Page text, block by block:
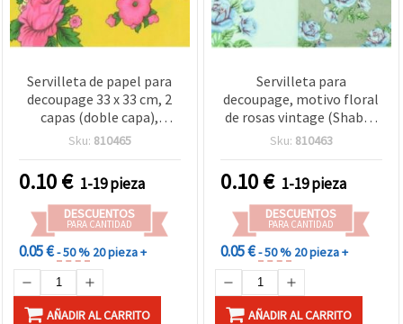
Servilleta de papel para
decoupage 33 x 33 cm, 2
capas (doble capa),
estampado floral
unidad para
manualidades, collage y
scrapbooking
Sku: 810465
0.10€ 1-19 pieza
DESCUENTOS
PARA CANTIDAD
0.05 €- 50 % 20 pieza +
AÑADIR AL CARRITO
Servilleta para
decoupage, motivo floral
de rosas vintage (Shabby
Chic) – 33 x 33 cm, 2 capas,
manualidades, mixed
media, collage y
scrapbooking
Sku: 810463
0.10€ 1-19 pieza
DESCUENTOS
PARA CANTIDAD
0.05 €- 50 % 20 pieza +
AÑADIR AL CARRITO